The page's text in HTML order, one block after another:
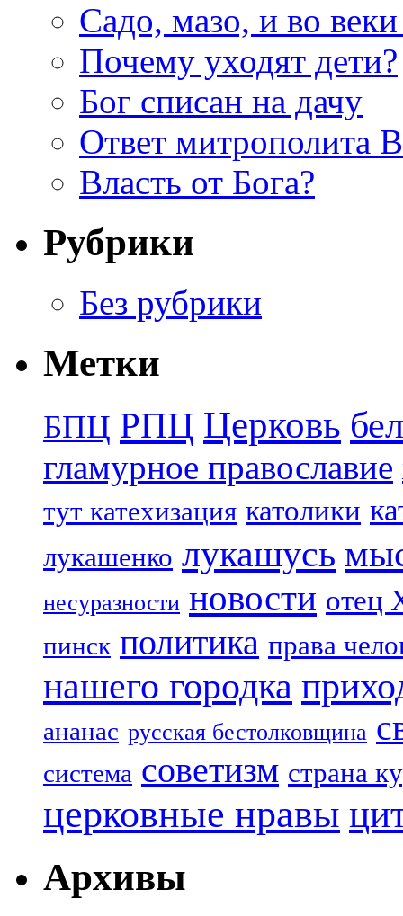
Садо, мазо, и во веки
Почему уходят дети?
Бог списан на дачу
Ответ митрополита
Власть от Бога?
Рубрики
Без рубрики
Метки
БПЦ РПЦ Церковь
гламурное православие
тут катехизация католики
лукашенко лукашусь
несуразности новости отец
пинск политика права
нашего городка
ананас русская бестолковщина
система советизм страна
церковные нравы
Архивы